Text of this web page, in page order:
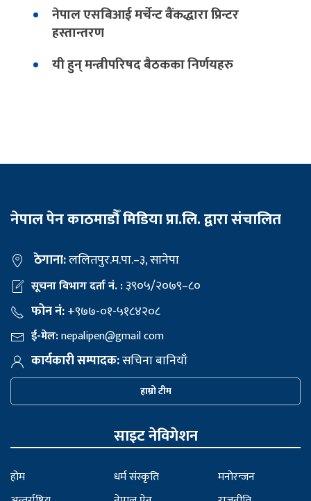
नेपाल एसबिआई मर्चेन्ट बैंकद्धारा प्रिन्टर
हस्तान्तरण
यी हुन् मन्त्रीपरिषद बैठकका निर्णयहरु
नेपाल पेन काठमाडौँ मिडिया प्रा.लि. द्वारा संचालित
ठेगाना:ललितपुर.म.पा.–३, सानेपा
सूचना विभाग दर्ता नं. :३९०५/२०७९–८०
फोन नं:+९७७-०१-५१८४२०८
ई-मेल:nepalipen@gmail com
कार्यकारी सम्पादक:सचिना बानियाँ
हाम्रो टीम
साइट नेविगेशन
होम
धर्म संस्कृति
मनोरन्जन